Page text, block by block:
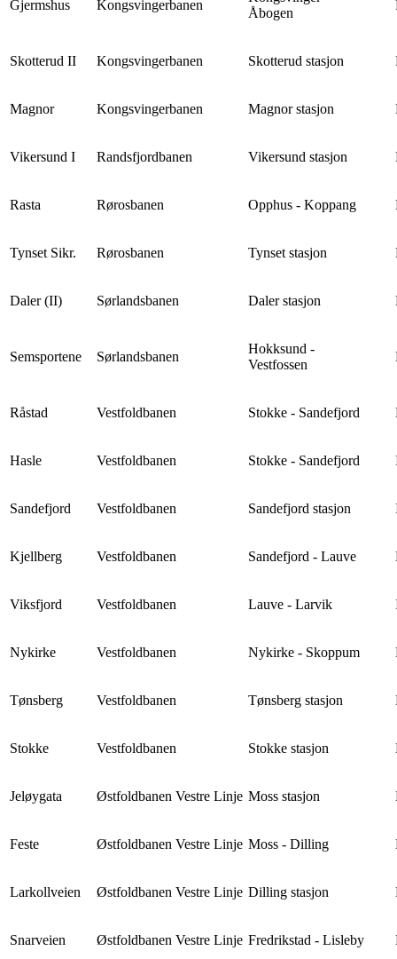
Gjermshus Kongsvingerbanen
Åbogen
Skotterud II Kongsvingerbanen Skotterud stasjon
Magnor Kongsvingerbanen Magnor stasjon
Vikersund I Randsfjordbanen Vikersund stasjon
Rasta Rørosbanen Opphus - Koppang
Tynset Sikr. Rørosbanen Tynset stasjon
Daler (II) Sørlandsbanen Daler stasjon
Semsportene Sørlandsbanen
Hokksund -
Vestfossen
Råstad Vestfoldbanen Stokke - Sandefjord
Hasle Vestfoldbanen Stokke - Sandefjord
Sandefjord Vestfoldbanen Sandefjord stasjon
Kjellberg Vestfoldbanen Sandefjord - Lauve
Viksfjord Vestfoldbanen Lauve - Larvik
Nykirke Vestfoldbanen Nykirke - Skoppum
Tønsberg Vestfoldbanen Tønsberg stasjon
Stokke Vestfoldbanen Stokke stasjon
Jeløygata Østfoldbanen Vestre Linje Moss stasjon
Feste Østfoldbanen Vestre Linje Moss - Dilling
Larkollveien Østfoldbanen Vestre Linje Dilling stasjon
Snarveien Østfoldbanen Vestre Linje Fredrikstad - Lisleby